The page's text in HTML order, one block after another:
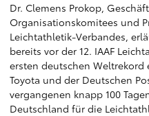
Dr. Clemens Prokop,
Organisationskomitees und
Leichtathletik-Verbandes,
bereits vor der 12. IAAF
ersten deutschen
Toyota und der Deutschen
vergangenen knapp 100
Deutschland für die